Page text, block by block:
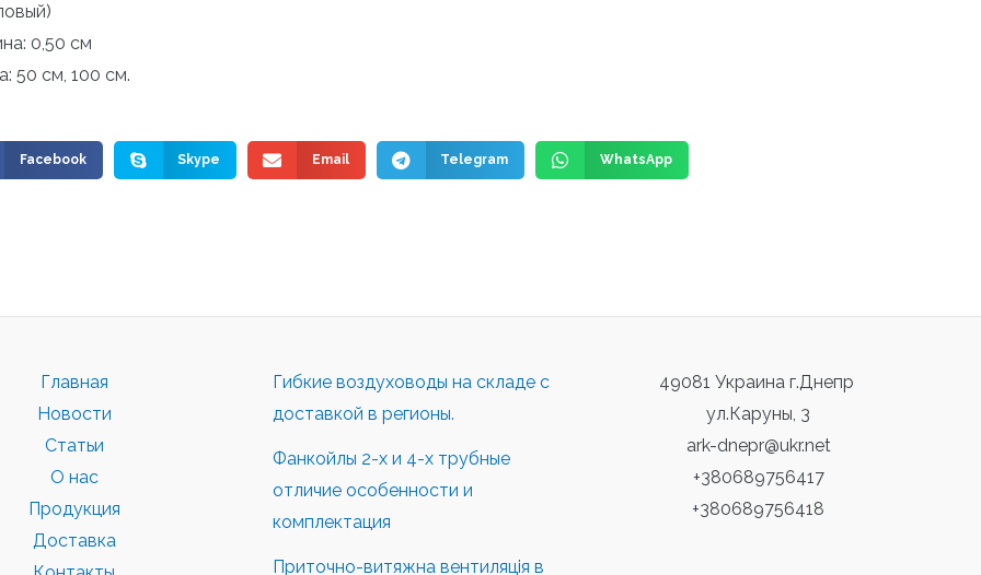
0,50 см
50 см, 100 см.
Facebook Skype Email Telegram WhatsApp
Главная
Новости
Статьи
О нас
Продукция
Доставка
Гибкие воздуховоды на складе с
доставкой в регионы.
Фанкойлы 2-х и 4-х трубные
отличие особенности и
комплектация
Приточно-витяжна вентиляція в
49081 Украина г.Днепр
ул.Каруны, 3
ark-dnepr@ukr.net
+380689756417
+380689756418